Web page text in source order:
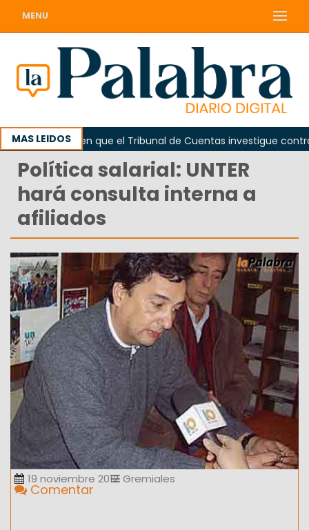
MENU
MAS LEIDOSPiden que el Tribunal de Cuentas investigue
Política salarial: UNTER
hará consulta interna a
afiliados
19 noviembre 2012 Gremiales
Comentar